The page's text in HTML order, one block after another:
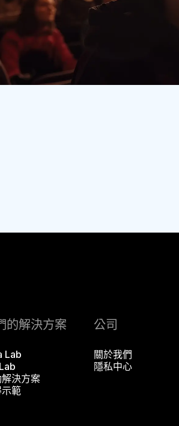
的解決方案
Lab
決方案
範
公司
關於我們
隱私中心